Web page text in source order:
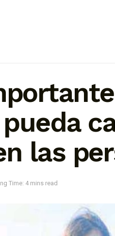
las
Time: 4 mins read